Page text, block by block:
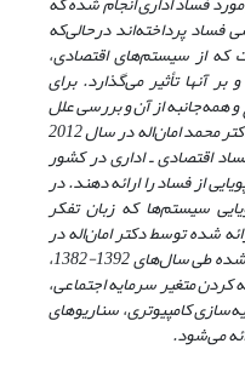
فساد پرداخته‌اند در‌حالی‌که
که از سیستم‌های اقتصادی،
آنها تأثیر می‌گذارد. برای
همه‌جانبه از آن و بررسی علل
ریشه‌ای بروز این پدیده پرداخت. آقای دکتر محمد امان‌اله در سال 2012
اقتصادی ـ اداری در کشور
از فساد را ارائه دهند. در
سیستم‌ها که زبان تفکر
شده توسط دکتر امان‌اله در
سال 2012، با کمک داده‌های جمع‌آوری شده طی سال‌های 1392-1382،
کردن متغیر سرمایه اجتماعی،
کامپیوتری، سناریو‌های
می‌شود.